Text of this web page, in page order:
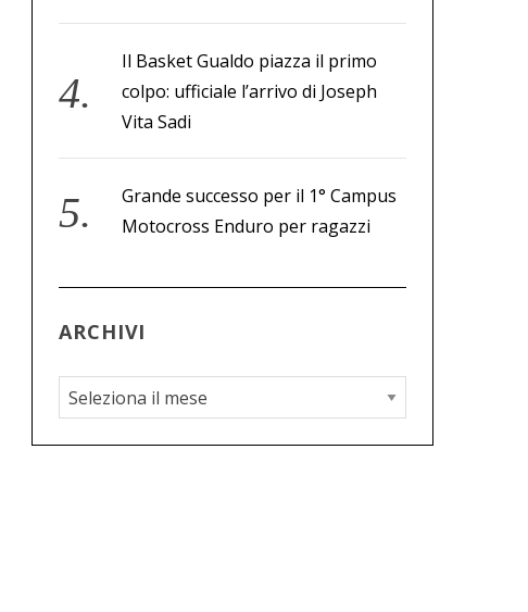
Il Basket Gualdo piazza il primo
colpo: ufficiale l’arrivo di Joseph
Vita Sadi
Grande successo per il 1° Campus
Motocross Enduro per ragazzi
ARCHIVI
A
r
c